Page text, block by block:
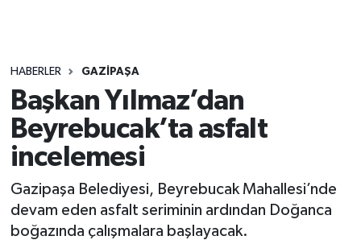
HABERLER GAZIPAŞA
Başkan Yılmaz’dan
Beyrebucak’ta asfalt
incelemesi
Gazipaşa Belediyesi, Beyrebucak Mahallesi’nde
devam eden asfalt seriminin ardından Doğanca
boğazında çalışmalara başlayacak.
Siyaset
Spor
Turizm
Ekonomi
Gazipaşa
Süper Lig Puan Durumu ve Fikstür
Tüm Manşetler
Son Dakika Haberleri
Haber Arşivi